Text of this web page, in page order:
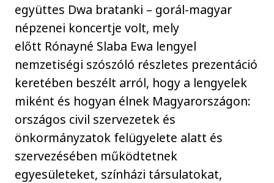
együttes Dwa bratanki – gorál-magyar
népzenei koncertje volt, mely
előtt Rónayné Slaba Ewa lengyel
nemzetiségi szószóló részletes prezentáció
keretében beszélt arról, hogy a lengyelek
miként és hogyan élnek Magyarországon:
országos civil szervezetek és
önkormányzatok felügyelete alatt és
szervezésében működtetnek
egyesületeket, színházi társulatokat,